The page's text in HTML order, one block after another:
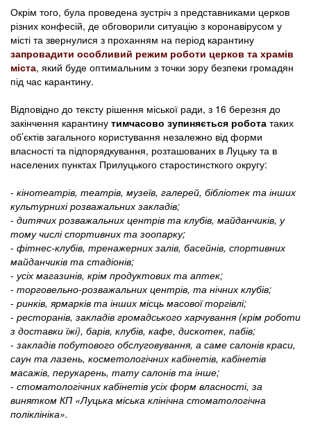
Окрім того, була проведена зустріч з представниками церков
різних конфесій, де обговорили ситуацію з коронавірусом у
місті та звернулися з проханням на період карантину
запровадити особливий режим роботи церков та храмів
міста, який буде оптимальним з точки зору безпеки громадян
під час карантину.
Відповідно до тексту рішення міської ради, з 16 березня до
закінчення карантину тимчасово зупиняється робота таких
об’єктів загального користування незалежно від форми
власності та підпорядкування, розташованих в Луцьку та в
населених пунктах Прилуцького старостинсткого округу:
- кінотеатрів, театрів, музеїв, галерей, бібліотек та інших
культурнихі розважальних закладів;
- дитячих розважальних центрів та клубів, майданчиків, у
тому числі спортивних та зоопарку;
- фітнес-клубів, тренажерних залів, басейнів, спортивних
майданчиків та стадіонів;
- усіх магазинів, крім продуктових та аптек;
- торговельно-розважальних центрів, та нічних клубів;
- ринків, ярмарків та інших місць масової торгівлі;
- ресторанів, закладів громадського харчування (крім роботи
з доставки їжі), барів, клубів, кафе, дискотек, пабів;
- закладів побутового обслуговування, а саме салонів краси,
саун та лазень, косметологічних кабінетів, кабінетів
масажів, перукарень, тату салонів та інше;
- стоматологічних кабінетів усіх форм власності, за
винятком КП «Луцька міська клінічна стоматологічна
поліклініка».